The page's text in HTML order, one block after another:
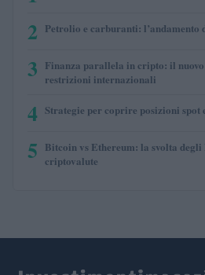
2 Petrolio e carburanti: l’andamento
3 Finanza parallela in cripto: il
restrizioni internazionali
4 Strategie per coprire posizioni spot
5 Bitcoin vs Ethereum: la svolta
criptovalute